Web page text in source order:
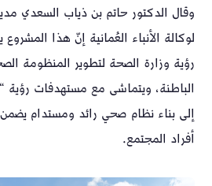
وقال الدكتور حاتم بن ذياب السعدي
لوكالة الأنباء العُمانية إنّ هذا
رؤية وزارة الصحة لتطوير المنظومة
إلى بناء نظام صحي رائد ومستدام
أفراد المجتمع.